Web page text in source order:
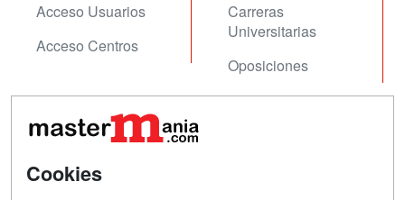
Acceso Usuarios
Acceso Centros
Carreras
Universitarias
Oposiciones
Contactar
Aviso legal
Cookies